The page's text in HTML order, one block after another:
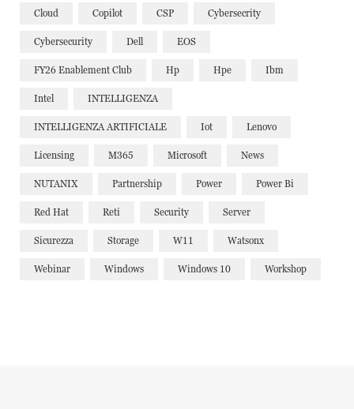
Cloud Copilot CSP Cybersecrity
Cybersecurity Dell EOS
FY26 Enablement Club Hp Hpe Ibm
Intel INTELLIGENZA
INTELLIGENZA ARTIFICIALE Iot Lenovo
Licensing M365 Microsoft News
NUTANIX Partnership Power Power Bi
Red Hat Reti Security Server
Sicurezza Storage W11 Watsonx
Webinar Windows Windows 10 Workshop